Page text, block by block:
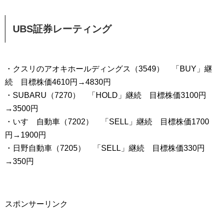
UBS証券レーティング
・クスリのアオキホールディングス（3549） 「BUY」継
続 目標株価4610円→4830円
・SUBARU（7270） 「HOLD」継続 目標株価3100円
→3500円
・いすゞ自動車（7202） 「SELL」継続 目標株価1700
円→1900円
・日野自動車（7205） 「SELL」継続 目標株価330円
→350円
スポンサーリンク